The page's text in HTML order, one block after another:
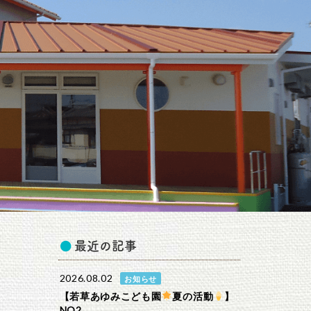
最近の記事
2026.08.02 お知らせ
【若草あゆみこども園 夏の活動
】